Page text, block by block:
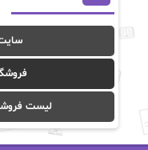
آوا موسوی
آیدا باقری
ا_اصغر زاده
اریک مورگنشترن
لیست